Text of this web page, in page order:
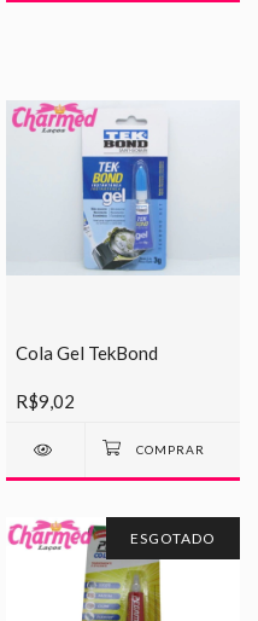
Cola Gel TekBond
R$9,02
ESGOTADO